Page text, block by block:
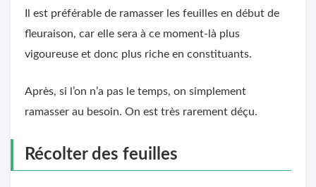
Il est préférable de ramasser les feuilles en début de
fleuraison, car elle sera à ce moment-là plus
vigoureuse et donc plus riche en constituants.
Après, si l’on n’a pas le temps, on simplement
ramasser au besoin. On est très rarement déçu.
Récolter des feuilles